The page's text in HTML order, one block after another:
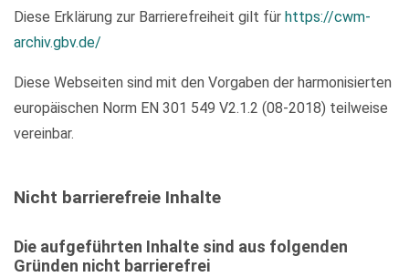
Diese Erklärung zur Barrierefreiheit gilt für https://cwm-
archiv.gbv.de/
Diese Webseiten sind mit den Vorgaben der harmonisierten
europäischen Norm EN 301 549 V2.1.2 (08-2018) teilweise
vereinbar.
Nicht barrierefreie Inhalte
Die aufgeführten Inhalte sind aus folgenden
Gründen nicht barrierefrei